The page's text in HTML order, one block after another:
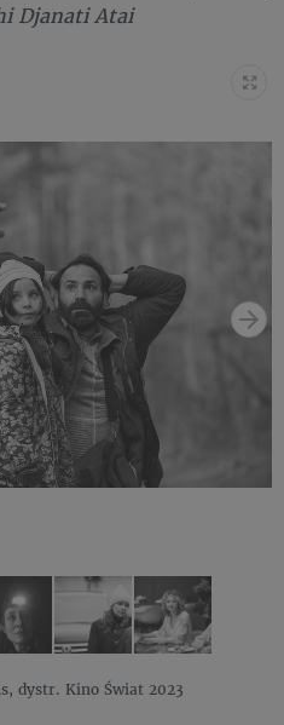
Djanati Atai
dystr. Kino Świat 2023